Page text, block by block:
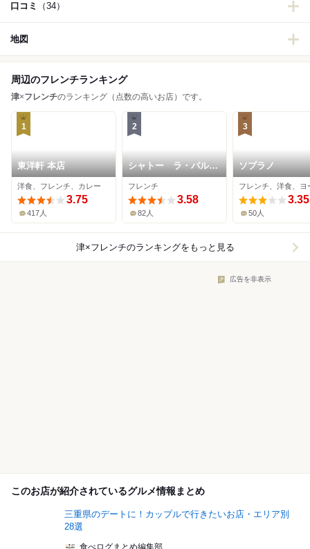
口コミ （34）
地図
周辺のフレンチランキング
津×フレンチのランキング（点数の高いお店）です。
1
東洋軒 本店
洋食、フレンチ、カレー
3.75
417人
2
シャトー ラ・パル
ム・ドール
フレンチ
3.58
82人
3
ソプラノ
3.35
50人
津×フレンチのランキングをもっと見る
広告を非表示
このお店が紹介されているグルメ情報まとめ
三重県のデートに！カップルで行きたいお店・エリア別
28選